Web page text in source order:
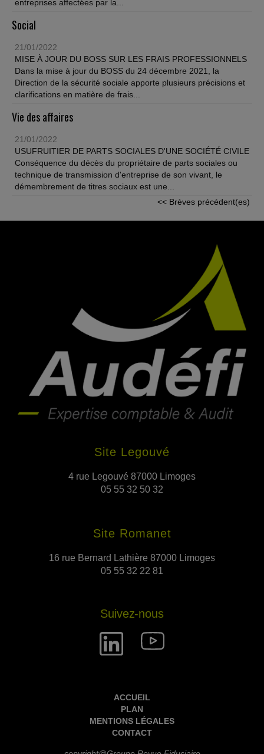
entreprises affectées par la...
Social
21/01/2022
MISE À JOUR DU BOSS SUR LES FRAIS PROFESSIONNELS
Dans la mise à jour du BOSS du 24 décembre 2021, la
Direction de la sécurité sociale apporte plusieurs précisions et
clarifications en matière de frais...
Vie des affaires
21/01/2022
USUFRUITIER DE PARTS SOCIALES D'UNE SOCIÉTÉ CIVILE
Conséquence du décès du propriétaire de parts sociales ou
technique de transmission d'entreprise de son vivant, le
démembrement de titres sociaux est une...
<< Brèves précédent(es)
Site Legouvé
4 rue Legouvé 87000 Limoges
05 55 32 50 32
Site Romanet
16 rue Bernard Lathière 87000 Limoges
05 55 32 22 81
Suivez-nous
ACCUEIL
PLAN
MENTIONS LÉGALES
CONTACT